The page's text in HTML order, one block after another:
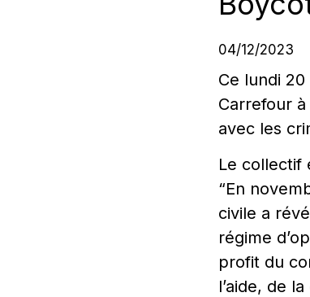
04/12/2023
Ce lundi
Carrefour
avec les
Le collectif
“En
civile a
régime
profit du
l’aide, de